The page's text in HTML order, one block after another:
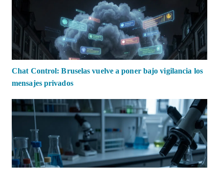
Chat Control: Bruselas vuelve a poner bajo vigilancia los
mensajes privados